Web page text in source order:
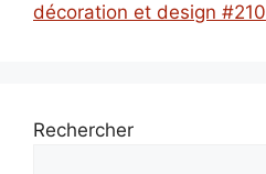
décoration et design #210
Rechercher